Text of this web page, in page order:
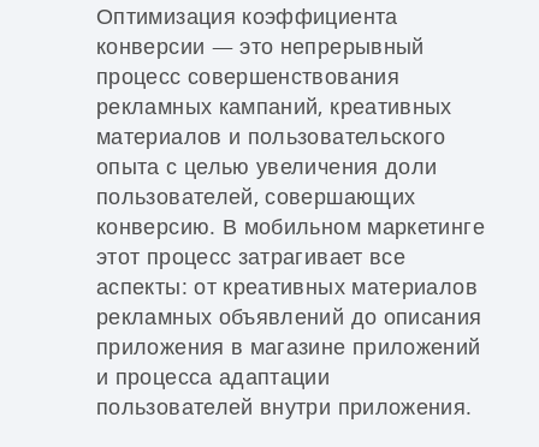
Оптимизация коэффициента
конверсии — это непрерывный
процесс совершенствования
рекламных кампаний, креативных
материалов и пользовательского
опыта с целью увеличения доли
пользователей, совершающих
конверсию. В мобильном маркетинге
этот процесс затрагивает все
аспекты: от креативных материалов
рекламных объявлений до описания
приложения в магазине приложений
и процесса адаптации
пользователей внутри приложения.